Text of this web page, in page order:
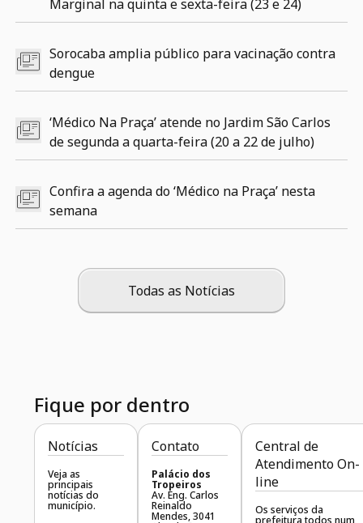
Marginal na quinta e sexta-feira (23 e 24)
Sorocaba amplia público para vacinação contra
dengue
‘Médico Na Praça’ atende no Jardim São Carlos
de segunda a quarta-feira (20 a 22 de julho)
Confira a agenda do ‘Médico na Praça’ nesta
semana
Todas as Notícias
Fique por dentro
Notícias
Veja as
principais
notícias do
município.
Contato
Palácio dos
Tropeiros
Av. Eng. Carlos
Reinaldo
Mendes, 3041
Central de
Atendimento On-
line
Os serviços da